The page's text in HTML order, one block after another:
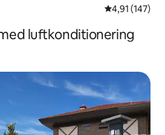
4,91 av 5 i
4,91 (147)
luftkonditionering